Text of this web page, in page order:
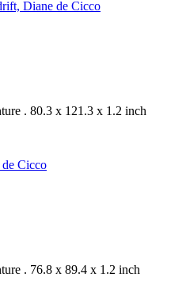
. 80.3 x 121.3 x 1.2 inch
. 76.8 x 89.4 x 1.2 inch